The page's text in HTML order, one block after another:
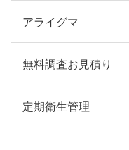
アライグマ
無料調査お見積り
定期衛生管理